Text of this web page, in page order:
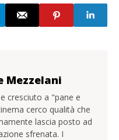
Mezzelani
cresciuto a "pane e
cerco qualità che
lascia posto ad
sfrenata. I